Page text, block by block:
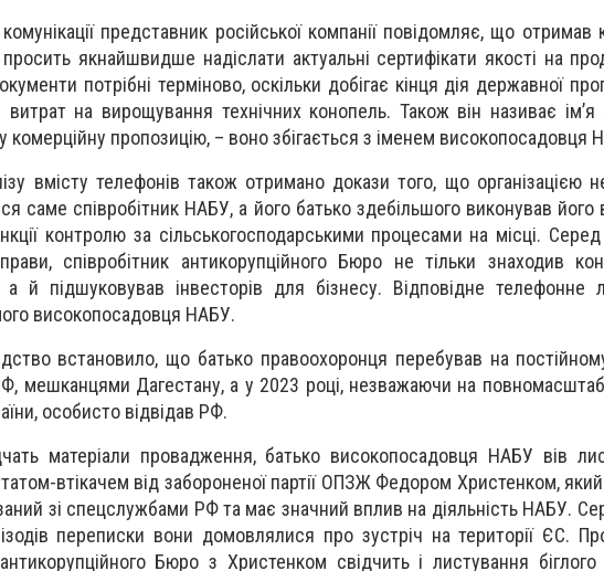
представник російської компанії повідомляє, що отримав
якнайшвидше надіслати актуальні сертифікати якості на
потрібні терміново, оскільки добігає кінця дія державної
витрат на вирощування технічних конопель. Також він називає ім’я
комерційну пропозицію, – воно збігається з іменем високопосадовця
вмісту телефонів також отримано докази того, що організацією
саме співробітник НАБУ, а його батько здебільшого виконував його
контролю за сільськогосподарськими процесами на місці.
співробітник антикорупційного Бюро не тільки знаходив
а й підшуковував інвесторів для бізнесу. Відповідне телефонне
високопосадовця НАБУ.
встановило, що батько правоохоронця перебував на
мешканцями Дагестану, а у 2023 році, незважаючи на
особисто відвідав РФ.
матеріали провадження, батько високопосадовця НАБУ вів
втікачем від забороненої партії ОПЗЖ Федором Христенком,
зі спецслужбами РФ та має значний вплив на діяльність НАБУ.
переписки вони домовлялися про зустріч на території ЄС.
антикорупційного Бюро з Христенком свідчить і листування